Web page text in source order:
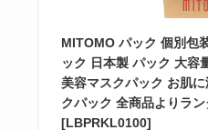
MITOMO パック 個別包
ック 日本製 パック 大容
美容マスクパック お肌
クパック 全商品よりラ
[LBPRKL0100]